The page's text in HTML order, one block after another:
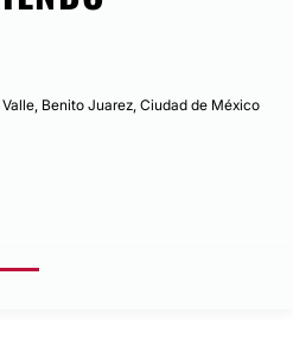
Benito Juarez, Ciudad de México